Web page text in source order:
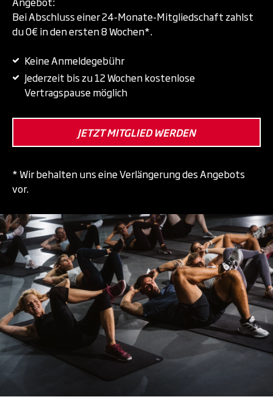
Bei Abschluss einer 24-Monate-Mitgliedschaft zahlst
du 0€ in den ersten 8 Wochen*.
Keine Anmeldegebühr
Jederzeit bis zu 12 Wochen kostenlose
Vertragspause möglich
JETZT MITGLIED WERDEN
* Wir behalten uns eine Verlängerung des Angebots
vor.